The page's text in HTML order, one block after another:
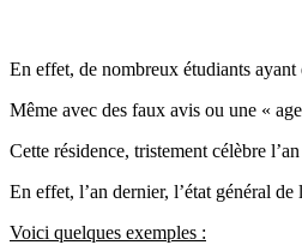
En effet, de nombreux étudiants
Même avec des faux avis ou une «
Cette résidence, tristement célèbre
En effet, l’an dernier, l’état général
Voici quelques exemples :